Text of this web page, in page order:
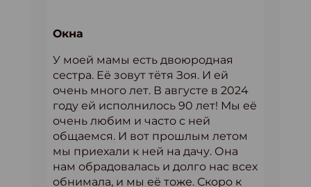
Окна
У моей мамы есть двоюродная
сестра. Её зовут тётя Зоя. И ей
очень много лет. В августе в 2024
году ей исполнилось 90 лет! Мы её
очень любим и часто с ней
общаемся. И вот прошлым летом
мы приехали к ней на дачу. Она
нам обрадовалась и долго нас всех
обнимала, и мы её тоже. Скоро к